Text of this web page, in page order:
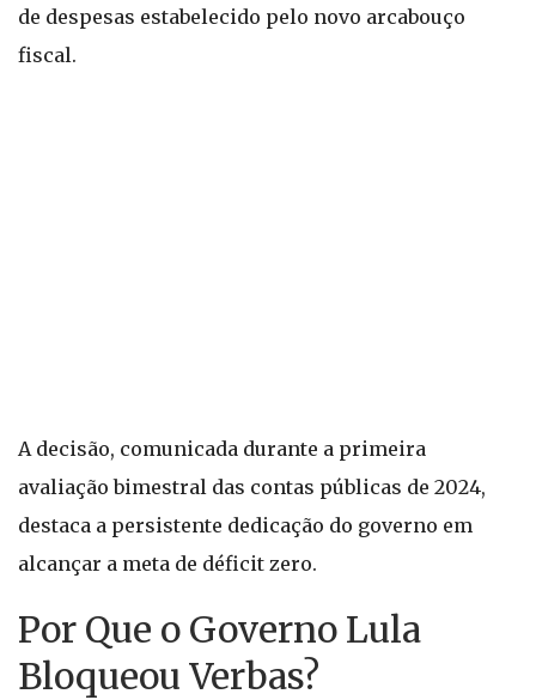
de despesas estabelecido pelo novo arcabouço
fiscal.
A decisão, comunicada durante a primeira
avaliação bimestral das contas públicas de 2024,
destaca a persistente dedicação do governo em
alcançar a meta de déficit zero.
Por Que o Governo Lula
Bloqueou Verbas?